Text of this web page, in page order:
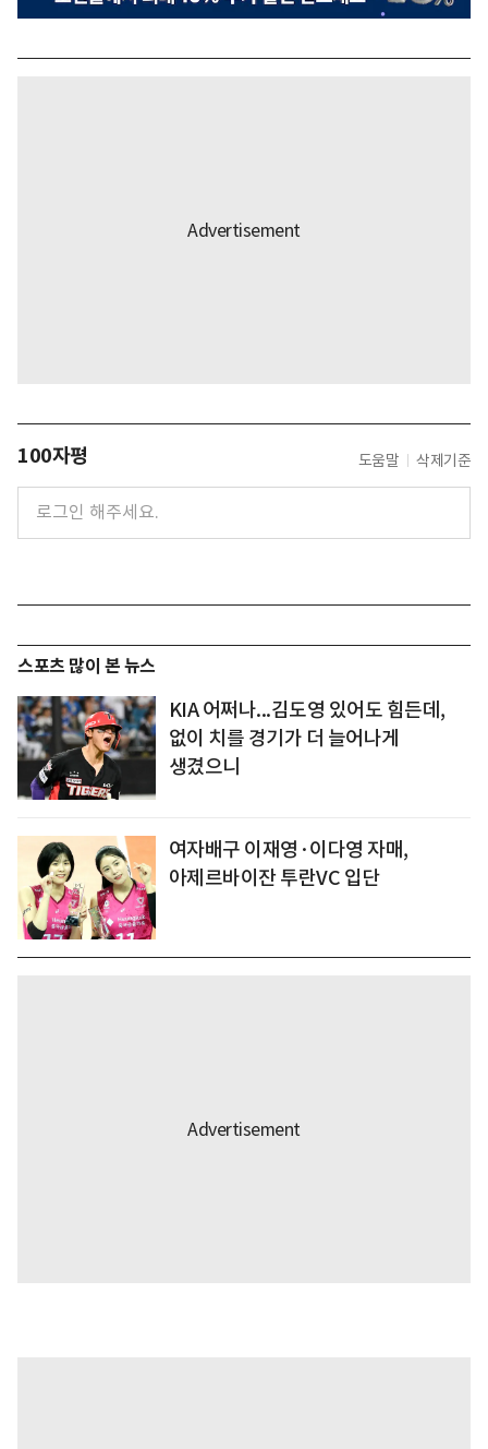
100자평 도움말 삭제기준
스포츠 많이 본 뉴스
KIA 어쩌나...김도영 있어도 힘든데,
없이 치를 경기가 더 늘어나게
생겼으니
여자배구 이재영·이다영 자매,
아제르바이잔 투란VC 입단